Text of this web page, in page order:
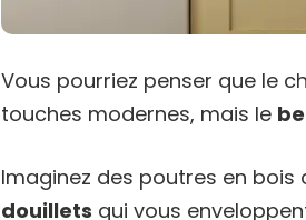
Vous pourriez penser que le
touches modernes, mais le
Imaginez des poutres en
douillets qui vous